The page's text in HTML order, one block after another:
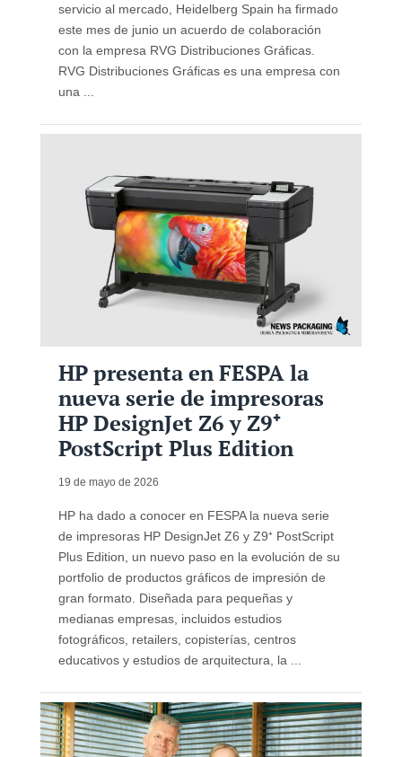
servicio al mercado, Heidelberg Spain ha firmado
este mes de junio un acuerdo de colaboración
con la empresa RVG Distribuciones Gráficas.
RVG Distribuciones Gráficas es una empresa con
una ...
HP presenta en FESPA la
nueva serie de impresoras
HP DesignJet Z6 y Z9⁺
PostScript Plus Edition
19 de mayo de 2026
HP ha dado a conocer en FESPA la nueva serie
de impresoras HP DesignJet Z6 y Z9⁺ PostScript
Plus Edition, un nuevo paso en la evolución de su
portfolio de productos gráficos de impresión de
gran formato. Diseñada para pequeñas y
medianas empresas, incluidos estudios
fotográficos, retailers, copisterías, centros
educativos y estudios de arquitectura, la ...